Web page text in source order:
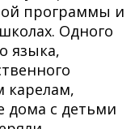
программы и
Одного
языка,
карелам,
дома с детьми